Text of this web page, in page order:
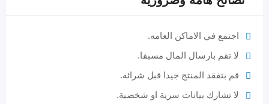
اجتمع في الاماكن العامه.
لا تقم بارسال المال مسبقا.
قم بتفقد المنتج جيدا قبل شرائه.
لا تشارك بيانات سرية او شخصية.